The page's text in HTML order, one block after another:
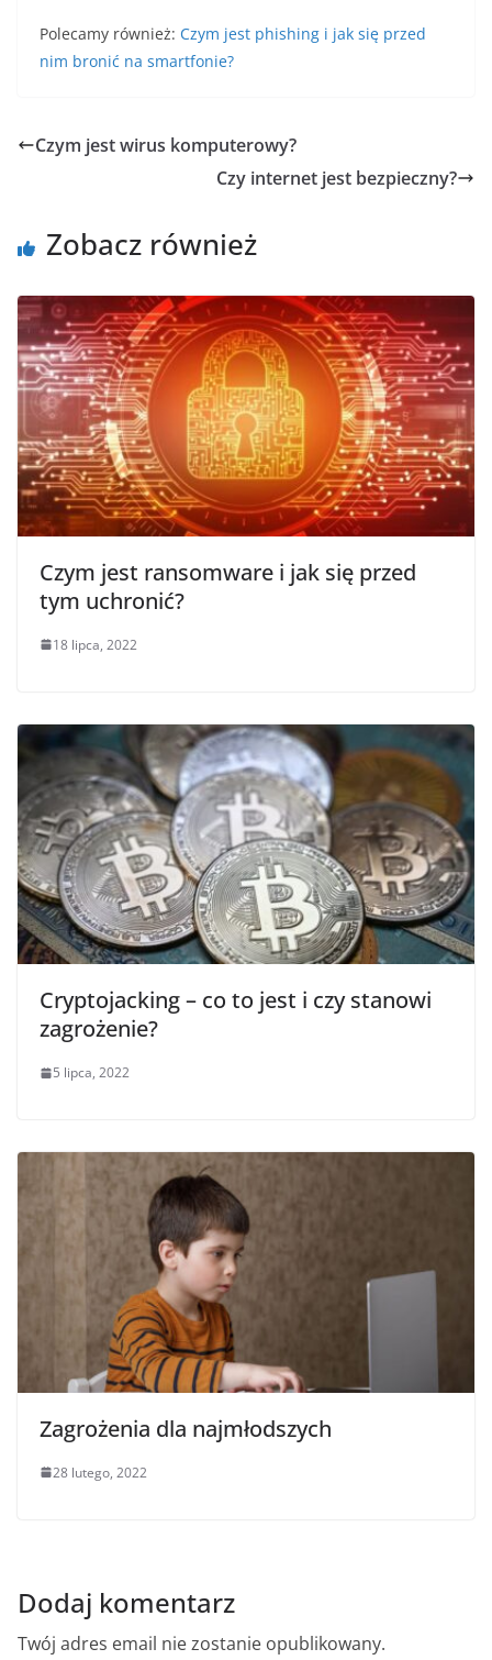
Polecamy również: Czym jest phishing i jak się przed
nim bronić na smartfonie?
Czym jest wirus komputerowy?
Czy internet jest bezpieczny?
Zobacz również
Czym jest ransomware i jak się przed
tym uchronić?
18 lipca, 2022
Cryptojacking – co to jest i czy stanowi
zagrożenie?
5 lipca, 2022
Zagrożenia dla najmłodszych
28 lutego, 2022
Dodaj komentarz
Twój adres email nie zostanie opublikowany.